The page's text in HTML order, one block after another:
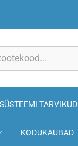
TARVIKUD
KODUKAUBAD